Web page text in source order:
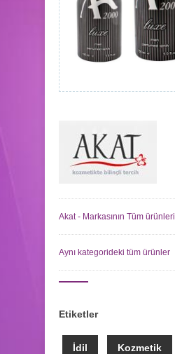
Akat - Markasının Tüm ürünleri
Aynı kategorideki tüm ürünler
Etiketler
İdil Kozmetik